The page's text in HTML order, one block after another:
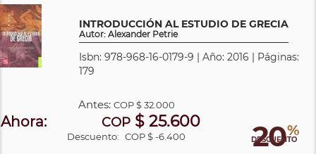
INTRODUCCIÓN AL ESTUDIO DE GRECIA
Autor: Alexander Petrie
Isbn: 978-968-16-0179-9 | Año: 2016 | Páginas:
179
20%
DESCUENTO
Antes: COP$ 32.000
Ahora: COP $ 25.600
Descuento: COP $ -6.400